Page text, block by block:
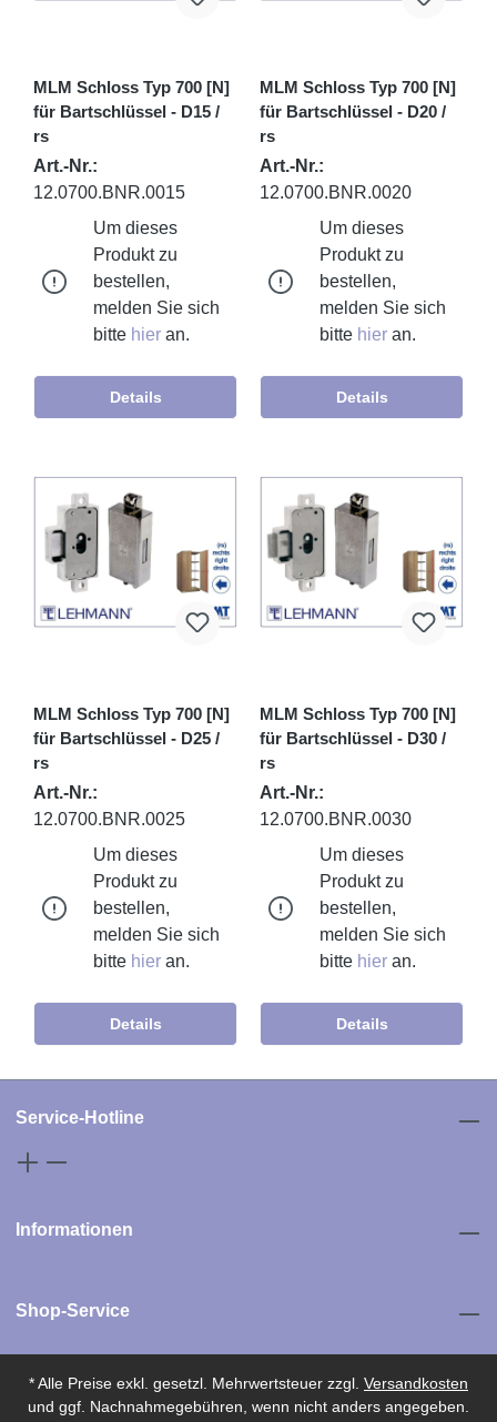
MLM Schloss Typ 700 [N]
für Bartschlüssel - D15 /
rs
Art.-Nr.:
12.0700.BNR.0015
Um dieses
Produkt zu
bestellen,
melden Sie sich
bitte hier an.
Details
MLM Schloss Typ 700 [N]
für Bartschlüssel - D20 /
rs
Art.-Nr.:
12.0700.BNR.0020
Um dieses
Produkt zu
bestellen,
melden Sie sich
bitte hier an.
Details
MLM Schloss Typ 700 [N]
für Bartschlüssel - D25 /
rs
Art.-Nr.:
12.0700.BNR.0025
Um dieses
Produkt zu
bestellen,
melden Sie sich
bitte hier an.
Details
MLM Schloss Typ 700 [N]
für Bartschlüssel - D30 /
rs
Art.-Nr.:
12.0700.BNR.0030
Um dieses
Produkt zu
bestellen,
melden Sie sich
bitte hier an.
Details
Service-Hotline
Informationen
Shop-Service
* Alle Preise exkl. gesetzl. Mehrwertsteuer zzgl. Versandkosten
und ggf. Nachnahmegebühren, wenn nicht anders angegeben.